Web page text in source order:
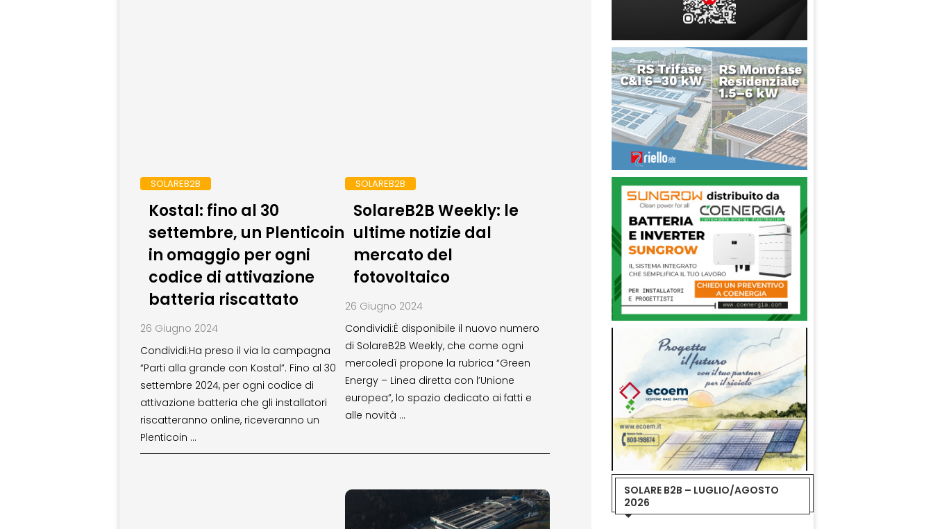
SOLAREB2B
Kostal: fino al 30
settembre, un Plenticoin
in omaggio per ogni
codice di attivazione
batteria riscattato
26 Giugno 2024
Condividi:Ha preso il via la campagna
“Parti alla grande con Kostal”. Fino al 30
settembre 2024, per ogni codice di
attivazione batteria che gli installatori
riscatteranno online, riceveranno un
Plenticoin …
SOLAREB2B
SolareB2B Weekly: le
ultime notizie dal
mercato del
fotovoltaico
26 Giugno 2024
Condividi:È disponibile il nuovo numero
di SolareB2B Weekly, che come ogni
mercoledì propone la rubrica “Green
Energy – Linea diretta con l’Unione
europea”, lo spazio dedicato ai fatti e
alle novità …
SOLARE B2B – LUGLIO/AGOSTO
2026